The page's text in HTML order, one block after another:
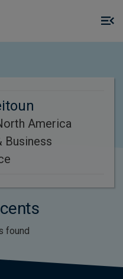
America
Business
found